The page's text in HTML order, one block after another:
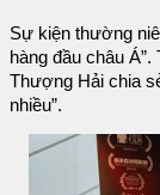
Sự kiện thường
hàng đầu châu
Thượng Hải chia
nhiều”.